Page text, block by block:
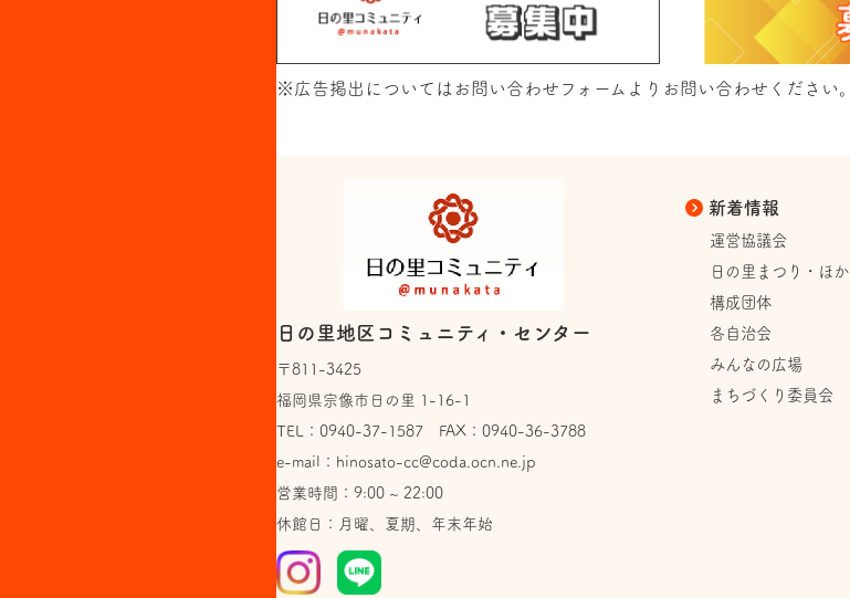
※広告掲出については お問い合わせフォーム よりお問い合わせください。
日の里地区コミュニティ・センター
〒811-3425
福岡県宗像市日の里 1-16-1
TEL： 0940-37-1587 FAX：0940-36-3788
e-mail： hinosato-cc@coda.ocn.ne.jp
営業時間：9:00 ~ 22:00
休館日：月曜、夏期、年末年始
新着情報
運営協議会
日の里まつり・ほか
構成団体
各自治会
みんなの広場
まちづくり委員会